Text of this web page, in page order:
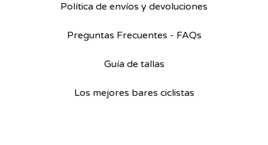
Política de envíos y devoluciones
Preguntas Frecuentes - FAQs
Guía de tallas
Los mejores bares ciclistas